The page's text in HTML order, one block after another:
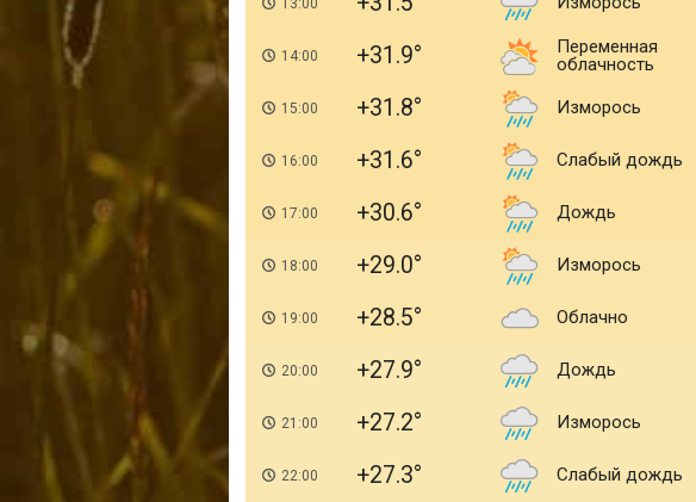
13:00
14:00 +31.9
Переменная
облачность
15:00 +31.8 Изморось
16:00 +31.6 Слабый дождь
17:00 +30.6 Дождь
18:00 +29.0 Изморось
19:00 +28.5 Облачно
20:00 +27.9 Дождь
21:00 +27.2 Изморось
22:00 +27.3 Слабый дождь